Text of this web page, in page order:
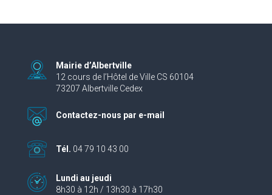
Mairie d’Albertville
12 cours de l’Hôtel de Ville CS 60104
73207 Albertville Cedex
Contactez-nous par e-mail
Tél. 04 79 10 43 00
Lundi au jeudi
8h30 à 12h / 13h30 à 17h30